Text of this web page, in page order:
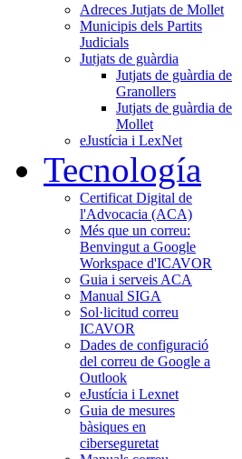
Adreces Jutjats de Mollet
Municipis dels Partits
Judicials
Jutjats de guàrdia
Jutjats de guàrdia de
Granollers
Jutjats de guàrdia de
Mollet
eJustícia i LexNet
Tecnología
Certificat Digital de
l'Advocacia (ACA)
Més que un correu:
Benvingut a Google
Workspace d'ICAVOR
Guia i serveis ACA
Manual SIGA
Sol·licitud correu
ICAVOR
Dades de configuració
del correu de Google a
Outlook
eJustícia i Lexnet
Guia de mesures
bàsiques en
ciberseguretat